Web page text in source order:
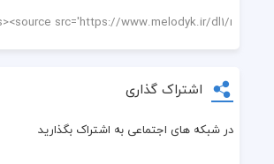
اشتراک گذاری
در شبکه های اجتماعی به اشتراک بگذارید